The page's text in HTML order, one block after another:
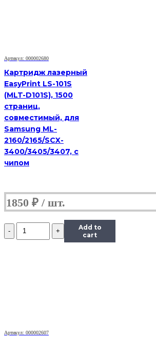
Артикул: 000002680
Картридж лазерный
EasyPrint LS-101S
(MLT-D101S), 1500
страниц,
совместимый, для
Samsung ML-
2160/2165/SCX-
3400/3405/3407, с
чипом
1850 ₽
Количество
Картридж
Add to
cart
Артикул: 000002607